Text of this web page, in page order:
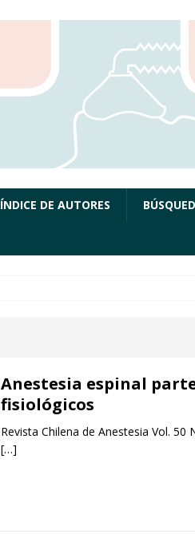
ÍNDICE DE AUTORES
Anestesia espinal
fisiológicos
Revista Chilena de Anestesia Vol. 50
[…]